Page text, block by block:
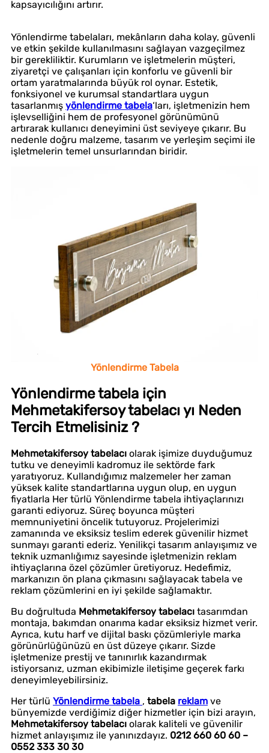
kapsayıcılığını artırır.
Yönlendirme tabelaları, mekânların daha kolay, güvenli
ve etkin şekilde kullanılmasını sağlayan vazgeçilmez
bir gerekliliktir. Kurumların ve işletmelerin müşteri,
ziyaretçi ve çalışanları için konforlu ve güvenli bir
ortam yaratmalarında büyük rol oynar. Estetik,
fonksiyonel ve kurumsal standartlara uygun
tasarlanmış yönlendirme tabela‘ları, işletmenizin hem
işlevselliğini hem de profesyonel görünümünü
artırarak kullanıcı deneyimini üst seviyeye çıkarır. Bu
nedenle doğru malzeme, tasarım ve yerleşim seçimi ile
işletmelerin temel unsurlarından biridir.
Yönlendirme Tabela
Yönlendirme tabela için
Mehmetakifersoy tabelacı yı Neden
Tercih Etmelisiniz ?
Mehmetakifersoy tabelacı olarak işimize duyduğumuz
tutku ve deneyimli kadromuz ile sektörde fark
yaratıyoruz. Kullandığımız malzemeler her zaman
yüksek kalite standartlarına uygun olup, en uygun
fiyatlarla Her türlü Yönlendirme tabela ihtiyaçlarınızı
garanti ediyoruz. Süreç boyunca müşteri
memnuniyetini öncelik tutuyoruz. Projelerimizi
zamanında ve eksiksiz teslim ederek güvenilir hizmet
sunmayı garanti ederiz. Yenilikçi tasarım anlayışımız ve
teknik uzmanlığımız sayesinde işletmenizin reklam
ihtiyaçlarına özel çözümler üretiyoruz. Hedefimiz,
markanızın ön plana çıkmasını sağlayacak tabela ve
reklam çözümlerini en iyi şekilde sağlamaktır.
Bu doğrultuda Mehmetakifersoy tabelacı tasarımdan
montaja, bakımdan onarıma kadar eksiksiz hizmet verir.
Ayrıca, kutu harf ve dijital baskı çözümleriyle marka
görünürlüğünüzü en üst düzeye çıkarır. Sizde
işletmenize prestij ve tanınırlık kazandırmak
istiyorsanız, uzman ekibimizle iletişime geçerek farkı
deneyimleyebilirsiniz.
Her türlü Yönlendirme tabela , tabela reklam ve
bünyemizde verdiğimiz diğer hizmetler için bizi arayın,
Mehmetakifersoy tabelacı olarak kaliteli ve güvenilir
hizmet anlayışımız ile yanınızdayız. 0212 660 60 60 –
0552 333 30 30